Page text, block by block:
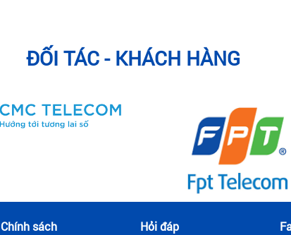
ĐỐI TÁC - KHÁCH HÀNG
Chính sách Hỏi đáp